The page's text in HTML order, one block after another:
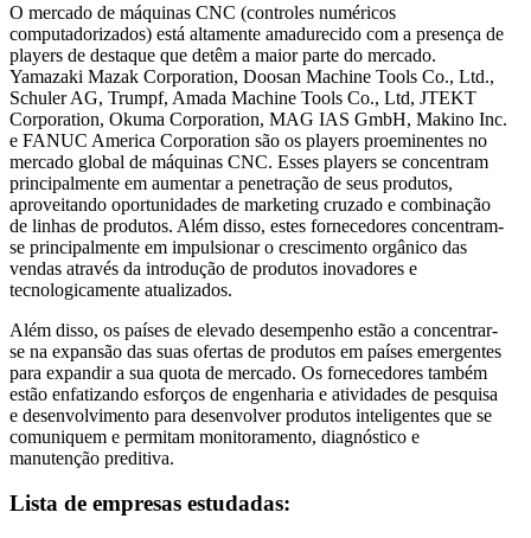
O mercado de máquinas CNC (controles numéricos
computadorizados) está altamente amadurecido com a presença de
players de destaque que detêm a maior parte do mercado.
Yamazaki Mazak Corporation, Doosan Machine Tools Co., Ltd.,
Schuler AG, Trumpf, Amada Machine Tools Co., Ltd, JTEKT
Corporation, Okuma Corporation, MAG IAS GmbH, Makino Inc.
e FANUC America Corporation são os players proeminentes no
mercado global de máquinas CNC. Esses players se concentram
principalmente em aumentar a penetração de seus produtos,
aproveitando oportunidades de marketing cruzado e combinação
de linhas de produtos. Além disso, estes fornecedores concentram-
se principalmente em impulsionar o crescimento orgânico das
vendas através da introdução de produtos inovadores e
tecnologicamente atualizados.
Além disso, os países de elevado desempenho estão a concentrar-
se na expansão das suas ofertas de produtos em países emergentes
para expandir a sua quota de mercado. Os fornecedores também
estão enfatizando esforços de engenharia e atividades de pesquisa
e desenvolvimento para desenvolver produtos inteligentes que se
comuniquem e permitam monitoramento, diagnóstico e
manutenção preditiva.
Lista de empresas estudadas: